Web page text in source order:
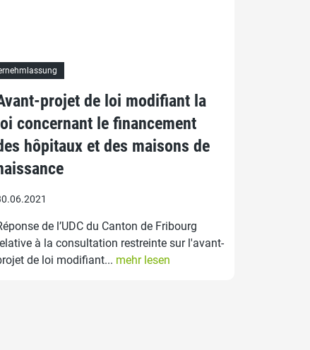
projet de loi modifiant la
loi concernant le financement
hôpitaux et des maisons de
de l’UDC du Canton de Fribourg
à la consultation restreinte sur l'avant-
de loi modifiant... mehr lesen